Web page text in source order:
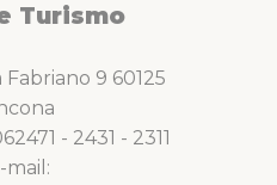
Turismo
9 60125
- 2431 - 2311
mail: